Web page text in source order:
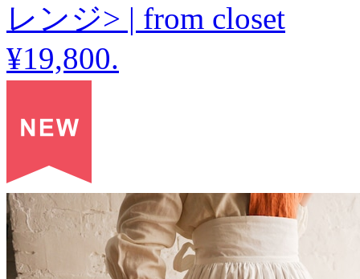
レンジ> | from closet
¥19,800.